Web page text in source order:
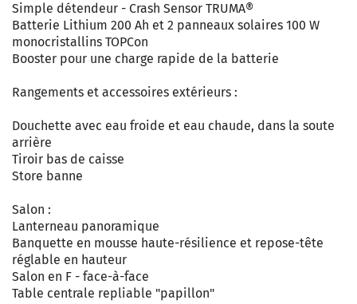
Simple détendeur - Crash Sensor TRUMA®
Batterie Lithium 200 Ah et 2 panneaux solaires 100 W
monocristallins TOPCon
Booster pour une charge rapide de la batterie
Rangements et accessoires extérieurs :
Douchette avec eau froide et eau chaude, dans la soute
arrière
Tiroir bas de caisse
Store banne
Salon :
Lanterneau panoramique
Banquette en mousse haute-résilience et repose-tête
réglable en hauteur
Salon en F - face-à-face
Table centrale repliable "papillon"